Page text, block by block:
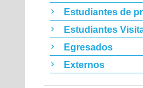
Estudiantes de
Estudiantes
Egresados
Externos